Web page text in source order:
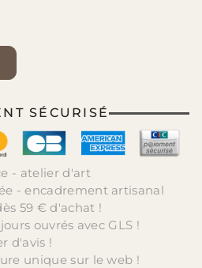
SÉCURISÉ
- atelier d'art
- encadrement artisanal
59 € d'achat !
ouvrés avec GLS !
d'avis !
unique sur le web !